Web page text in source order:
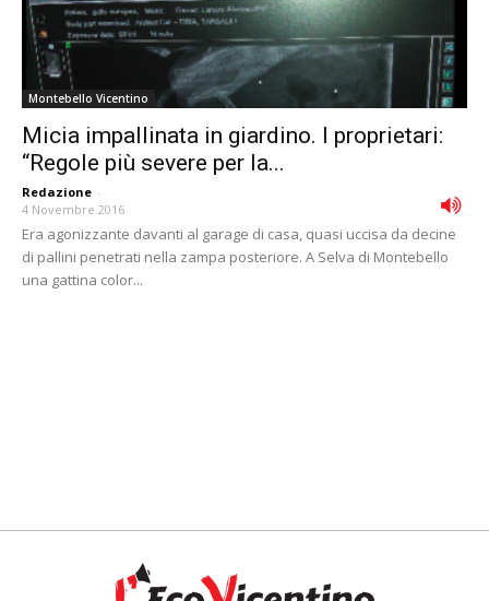
Montebello Vicentino
Micia impallinata in giardino. I proprietari:
“Regole più severe per la...
Redazione -
4 Novembre 2016
Era agonizzante davanti al garage di casa, quasi uccisa da decine
di pallini penetrati nella zampa posteriore. A Selva di Montebello
una gattina color...